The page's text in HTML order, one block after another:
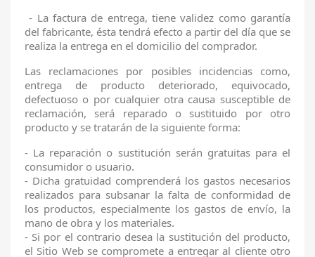
- La factura de entrega, tiene validez como garantía
del fabricante, ésta tendrá efecto a partir del día que se
realiza la entrega en el domicilio del comprador.
Las reclamaciones por posibles incidencias como,
entrega de producto deteriorado, equivocado,
defectuoso o por cualquier otra causa susceptible de
reclamación, será reparado o sustituido por otro
producto y se tratarán de la siguiente forma:
- La reparación o sustitución serán gratuitas para el
consumidor o usuario.
- Dicha gratuidad comprenderá los gastos necesarios
realizados para subsanar la falta de conformidad de
los productos, especialmente los gastos de envío, la
mano de obra y los materiales.
- Si por el contrario desea la sustitución del producto,
el Sitio Web se compromete a entregar al cliente otro